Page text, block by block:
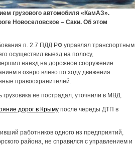
грузового автомобиля «КамАЗ».
Новоселовское – Саки. Об этом
п. 2.7 ПДД РФ управлял транспортным
осуществил выезд на полосу,
наезд на дорожное сооружение
в озеро влево по ходу движения
правоохранителей.
не пострадал, уточнили в МВД.
дорог в Крыму после череды ДТП в
работников одного из предприятий,
района, не справился с управлением и